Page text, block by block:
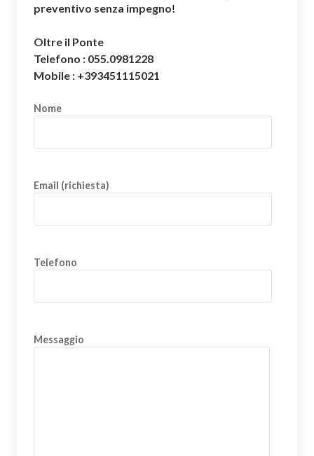
preventivo senza impegno!
Oltre il Ponte
Telefono : 055.0981228
Mobile : +393451115021
Nome
Email (richiesta)
Telefono
Messaggio